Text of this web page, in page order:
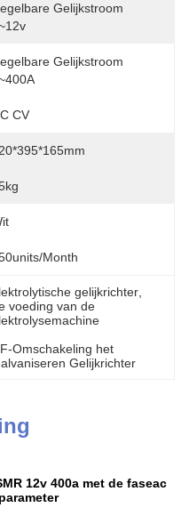
Gelijkstroom
Gelijkstroom
CV
month
gelijkrichter
voeding van de
Omschakeling het
Gelijkrichter
12v 400a met de faseac